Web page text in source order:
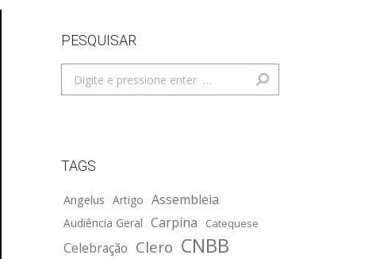
PESQUISAR
Search:
TAGS
Angelus Artigo Assembleia
Audiência Geral Carpina Catequese
Celebração Clero CNBB